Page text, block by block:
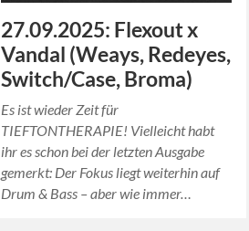
27.09.2025: Flexout x
Vandal (Weays, Redeyes,
Switch/Case, Broma)
Es ist wieder Zeit für
TIEFTONTHERAPIE! Vielleicht habt
ihr es schon bei der letzten Ausgabe
gemerkt: Der Fokus liegt weiterhin auf
Drum & Bass – aber wie immer…